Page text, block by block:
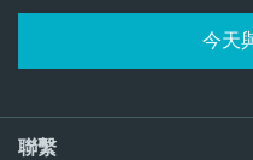
今天
聯繫